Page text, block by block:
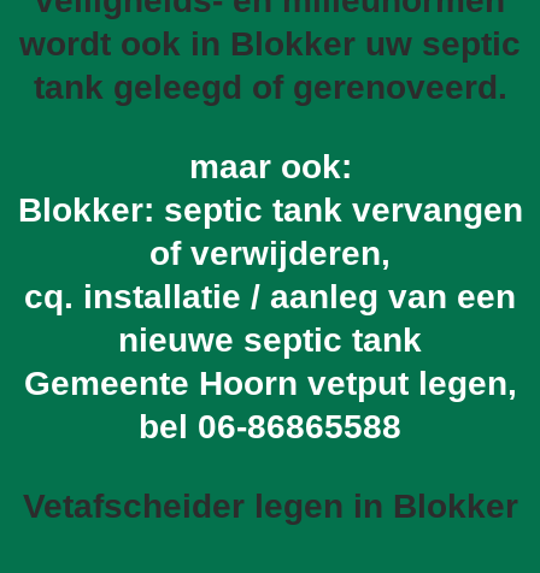
wordt ook in Blokker uw septic
tank geleegd of gerenoveerd.
maar ook:
Blokker: septic tank vervangen
of verwijderen,
cq. installatie / aanleg van een
nieuwe septic tank
Gemeente Hoorn vetput legen,
bel 06-86865588
Vetafscheider legen in Blokker